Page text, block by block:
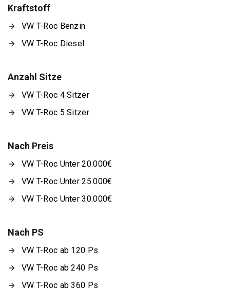
Kraftstoff
VW T-Roc Benzin
VW T-Roc Diesel
Anzahl Sitze
VW T-Roc 4 Sitzer
VW T-Roc 5 Sitzer
Nach Preis
VW T-Roc Unter 20.000€
VW T-Roc Unter 25.000€
VW T-Roc Unter 30.000€
Nach PS
VW T-Roc ab 120 Ps
VW T-Roc ab 240 Ps
VW T-Roc ab 360 Ps